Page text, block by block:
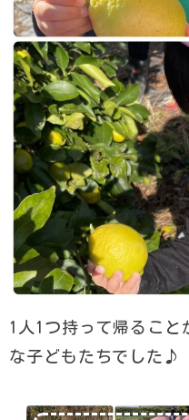
1人1つ持って帰ること
な子どもたちでした♪